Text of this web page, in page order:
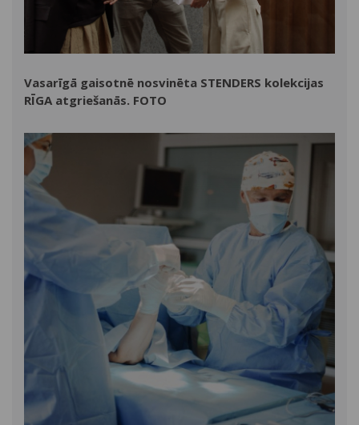
Vasarīgā gaisotnē nosvinēta STENDERS kolekcijas
RĪGA atgriešanās. FOTO